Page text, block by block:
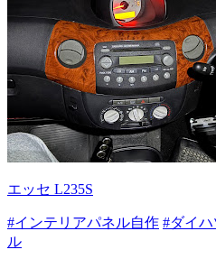
エッセ L235S
#インテリアパネル自作 #ダイハ
ル